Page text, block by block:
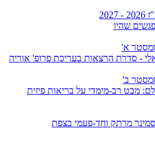
שהיו
א'
- סדרת הרצאות בעריכת פרופ' אוריה
ב'
מבט רב-מימדי על בריאות פיזית
מרתק וחד-פעמי בצפת